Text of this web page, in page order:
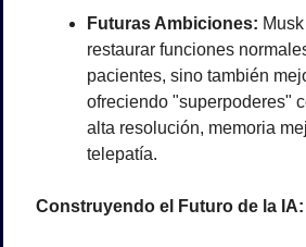
Futuras Ambiciones:
restaurar funciones
pacientes, sino también
ofreciendo "superpoderes"
alta resolución, memoria
telepatía.
Construyendo el Futuro de la IA: